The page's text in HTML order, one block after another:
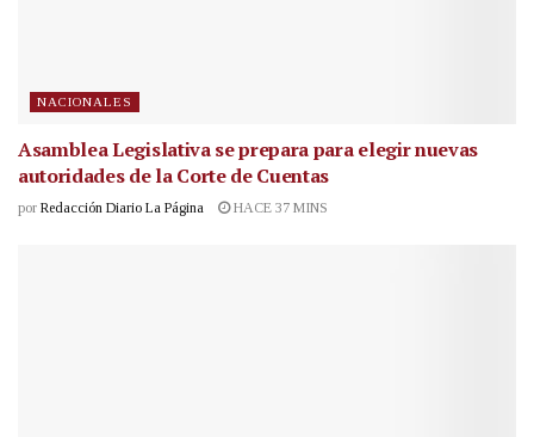
NACIONALES
Asamblea Legislativa se prepara para elegir nuevas
autoridades de la Corte de Cuentas
por Redacción Diario La Página HACE 37 MINS